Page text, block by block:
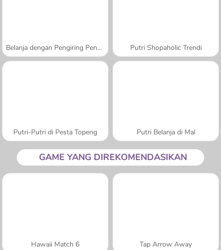
Belanja dengan Pengiring Pengantin Putri Shopaholic Trendi
Putri-Putri di Pesta Topeng Putri Belanja di Mal
GAME YANG DIREKOMENDASIKAN
Hawaii Match 6 Tap Arrow Away